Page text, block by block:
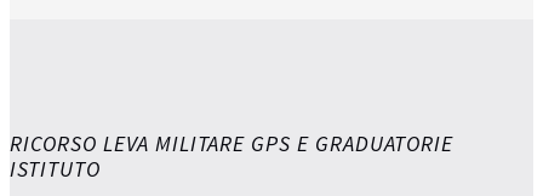
RICORSO LEVA MILITARE GPS E GRADUATORIE
ISTITUTO